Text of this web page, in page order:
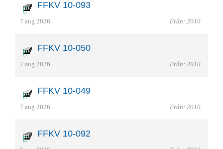
FFKV 10-093
7 aug 2026 Från: 2010
FFKV 10-050
7 aug 2026 Från: 2010
FFKV 10-049
7 aug 2026 Från: 2010
FFKV 10-092